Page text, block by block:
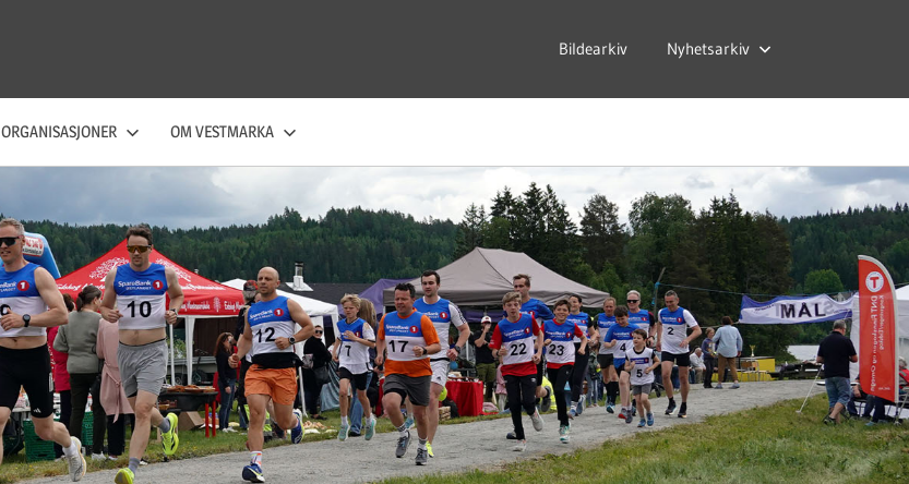
Bildearkiv Nyhetsarkiv
ORGANISASJONER OM VESTMARKA